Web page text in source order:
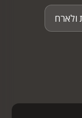
ולארח